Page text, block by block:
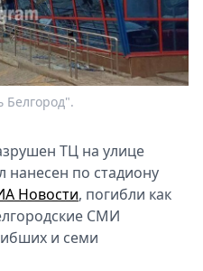
Белгород".
ТЦ на улице
нанесен по стадиону
Новости, погибли как
СМИ
и семи